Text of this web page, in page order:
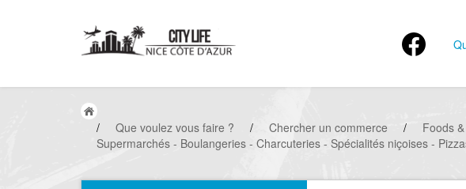
/ Que voulez vous faire ? / Chercher un commerce / Foods
Supermarchés - Boulangeries - Charcuteries - Spécialités niçoises -